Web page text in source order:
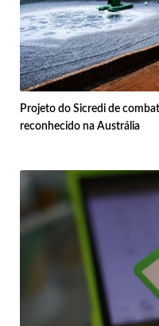
Projeto do Sicredi de
reconhecido na Austrália